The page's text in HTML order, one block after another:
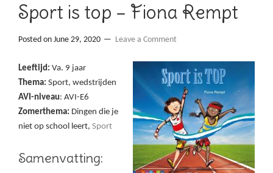
Sport is top – Fiona Rempt
Posted on June 29, 2020 Leave a Comment
Leeftijd: Va. 9 jaar
Thema: Sport, wedstrijden
AVI-niveau: AVI-E6
Zomerthema: Dingen die je
niet op school leert, Sport
Samenvatting: